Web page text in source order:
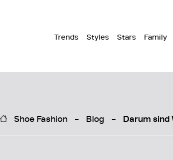
Trends Styles Stars Family
Shoe Fashion Blog Darum sind